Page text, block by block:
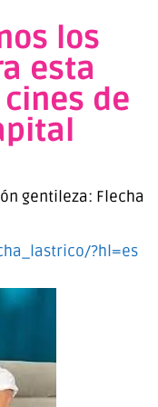
los
esta
de
gentileza: Flecha
?hl=es